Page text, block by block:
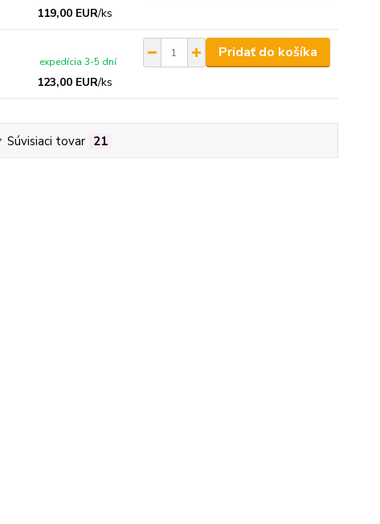
119,00 EUR/ks
123,00 EUR/ks
expedícia 3-5 dní
Pridať do košíka
Súvisiaci tovar 21